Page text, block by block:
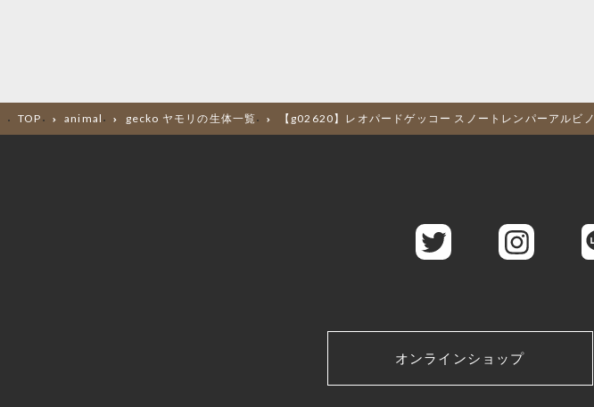
TOP animal gecko ヤモリの生体一覧 【g02620】レオパードゲッコー スノートレンパーアルビノ
オンラインショップ